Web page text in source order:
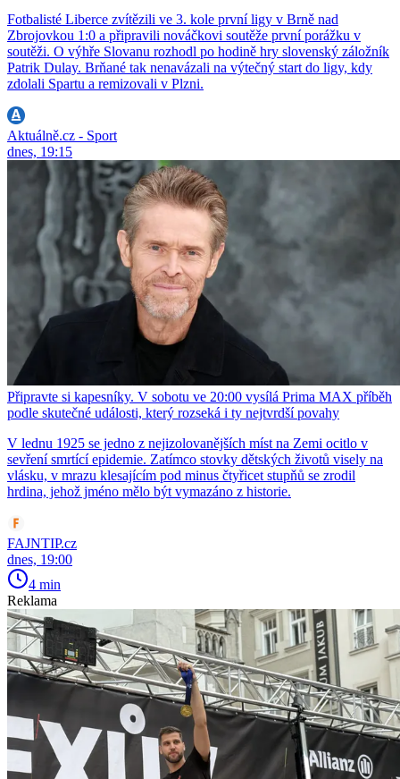
Fotbalisté Liberce zvítězili ve 3. kole první ligy v Brně nad
Zbrojovkou 1:0 a připravili nováčkovi soutěže první porážku v
soutěži. O výhře Slovanu rozhodl po hodině hry slovenský záložník
Patrik Dulay. Brňané tak nenavázali na výtečný start do ligy, kdy
zdolali Spartu a remizovali v Plzni.
Aktuálně.cz - Sport
dnes, 19:15
Připravte si kapesníky. V sobotu ve 20:00 vysílá Prima MAX příběh
podle skutečné události, který rozseká i ty nejtvrdší povahy
V lednu 1925 se jedno z nejizolovanějších míst na Zemi ocitlo v
sevření smrtící epidemie. Zatímco stovky dětských životů visely na
vlásku, v mrazu klesajícím pod minus čtyřicet stupňů se zrodil
hrdina, jehož jméno mělo být vymazáno z historie.
FAJNTIP.cz
dnes, 19:00
4 min
Reklama